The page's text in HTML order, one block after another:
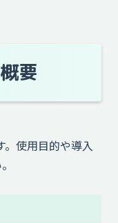
要
使用目的や導入